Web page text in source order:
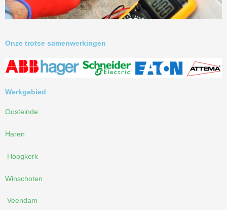
Onze trotse samenwerkingen
Werkgebied
Oosteinde
Haren
Hoogkerk
Winschoten
Veendam